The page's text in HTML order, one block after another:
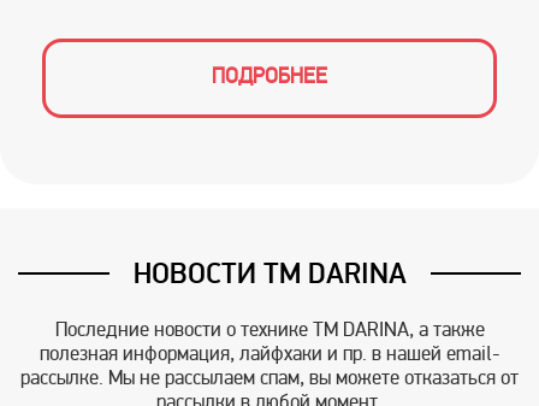
ПОДРОБНЕЕ
НОВОСТИ TM DARINA
Последние новости о технике TM DARINA, а также
полезная информация, лайфхаки и пр. в нашей email-
рассылке. Мы не рассылаем спам, вы можете отказаться от